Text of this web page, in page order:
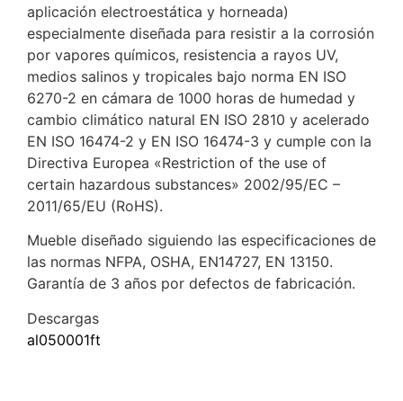
aplicación electroestática y horneada)
especialmente diseñada para resistir a la corrosión
por vapores químicos, resistencia a rayos UV,
medios salinos y tropicales bajo norma EN ISO
6270-2 en cámara de 1000 horas de humedad y
cambio climático natural EN ISO 2810 y acelerado
EN ISO 16474-2 y EN ISO 16474-3 y cumple con la
Directiva Europea «Restriction of the use of
certain hazardous substances» 2002/95/EC –
2011/65/EU (RoHS).
Mueble diseñado siguiendo las especificaciones de
las normas NFPA, OSHA, EN14727, EN 13150.
Garantía de 3 años por defectos de fabricación.
Descargas
al050001ft